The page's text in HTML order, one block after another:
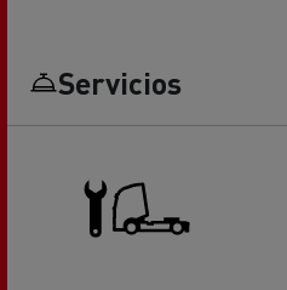
Servicios